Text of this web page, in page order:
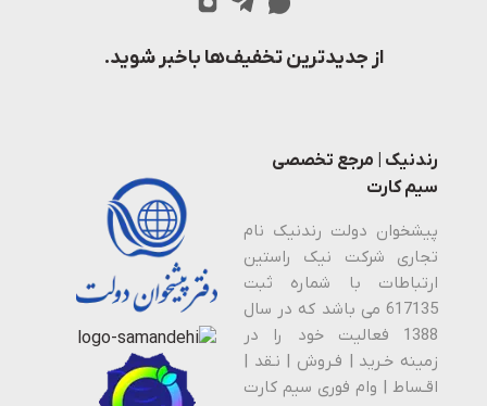
از جدیدترین تخفیف‌ها باخبر شوید.
رندنیک | مرجع تخصصی
سیم کارت
پیشخوان دولت رندنیک نام
تجاری شرکت نیک راستین
ارتباطات با شماره ثبت
617135 می باشد که در سال
1388 فعالیت خود را در
زمینه خـرید | فـروش | نـقد |
اقـساط | وام فوری سیم کارت